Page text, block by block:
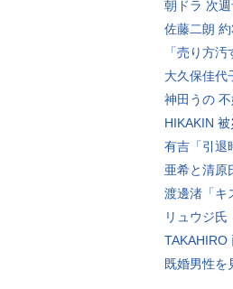
朝ドラ 次週
佐藤二朗
「売り方
大久保佳代
神田うの
HIKAKIN
有吉「引退
亜希と清原
渡邊渚「キ
リュウジ氏
TAKAHIRO
既婚男性を